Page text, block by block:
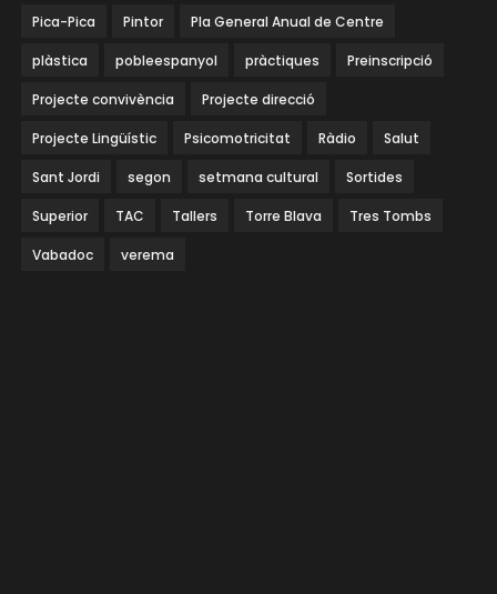
Pica-Pica Pintor Pla General Anual de Centre
plàstica pobleespanyol pràctiques Preinscripció
Projecte convivència Projecte direcció
Projecte Lingüístic Psicomotricitat Ràdio Salut
Sant Jordi segon setmana cultural Sortides
Superior TAC Tallers Torre Blava Tres Tombs
Vabadoc verema